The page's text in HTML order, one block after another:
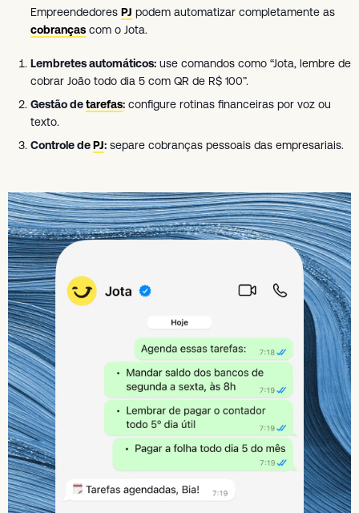
Empreendedores PJ podem automatizar completamente as
cobranças com o Jota.
Lembretes automáticos: use comandos como “Jota, lembre de
cobrar João todo dia 5 com QR de R$ 100”.
Gestão detarefas: configure rotinas financeiras por voz ou
texto.
Controle dePJ: separe cobranças pessoais das empresariais.